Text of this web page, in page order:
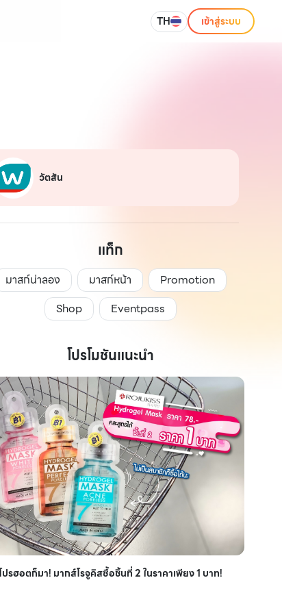
TH เข้าสู่ระบบ
วัตสัน
แท็ก
มาสก์น่าลอง มาสก์หน้า
Promotion
Shop
Eventpass
โปรโมชันแนะนำ
ปรฮอตก็มา! มากส์โรจูคิสซื้อชิ้นที่ 2 ในราคาเพียง 1 บาท!